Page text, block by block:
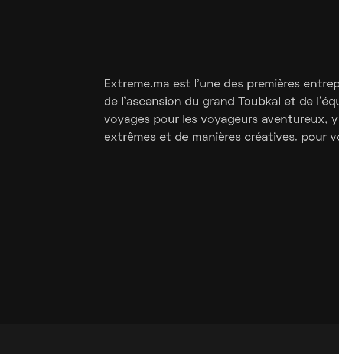
Extreme.ma est l'une des premières
de l'ascension du grand Toubkal et de
voyages pour les voyageurs aventureux,
extrêmes et de manières créatives. pour